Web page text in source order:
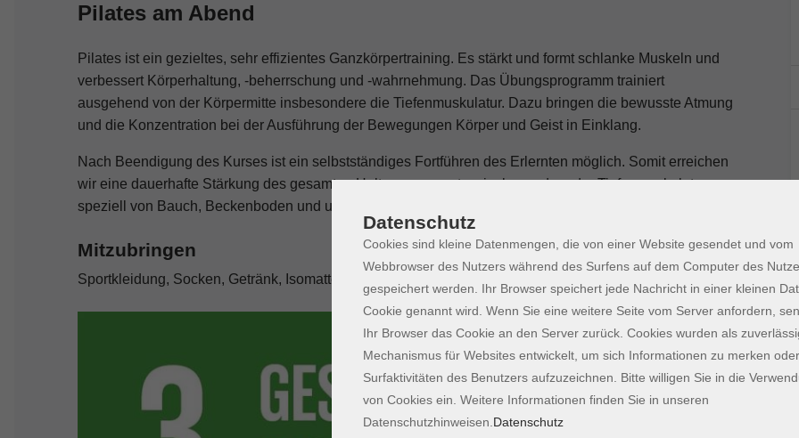
Pilates am Abend
Pilates ist ein gezieltes, sehr effizientes Ganzkörpertraining. Es stärkt und formt schlanke Muskeln und
verbessert Körperhaltung, -beherrschung und -wahrnehmung. Das Übungsprogramm trainiert
ausgehend von der Körpermitte insbesondere die Tiefenmuskulatur. Dazu bringen die bewusste Atmung
und die Konzentration bei der Ausführung der Bewegungen Körper und Geist in Einklang.
Nach Beendigung des Kurses ist ein selbstständiges Fortführen des Erlernten möglich. Somit erreichen
wir eine dauerhafte Stärkung des gesamten Haltungsapparates, insbesondere der Tiefenmuskulatur,
speziell von Bauch, Beckenboden und unterem Rücken.
Mitzubringen
Sportkleidung, Socken, Getränk, Isomatte, Handtuch
Datenschutz
Cookies sind kleine Datenmengen, die von einer Website gesendet und vom
Webbrowser des Nutzers während des Surfens auf dem Computer des
gespeichert werden. Ihr Browser speichert jede Nachricht in einer kleinen
Cookie genannt wird. Wenn Sie eine weitere Seite vom Server anfordern,
Ihr Browser das Cookie an den Server zurück. Cookies wurden als
Mechanismus für Websites entwickelt, um sich Informationen zu merken
Surfaktivitäten des Benutzers aufzuzeichnen. Bitte willigen Sie in die
von Cookies ein. Weitere Informationen finden Sie in unseren
Datenschutzhinweisen. Datenschutz